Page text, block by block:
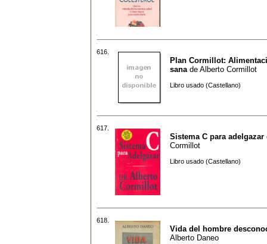
616.
Plan Cormillot:
sana de Alberto Cormillot
Libro usado (Castellano)
617.
Sistema C para adelgazar
Cormillot
Libro usado (Castellano)
618.
Vida del hombre
Alberto Daneo